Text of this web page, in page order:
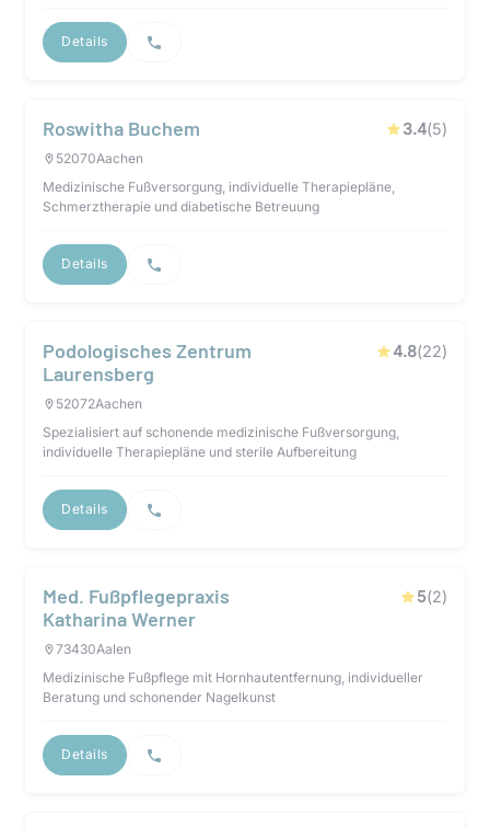
Details
Roswitha Buchem 3.4(5)
52070Aachen
Medizinische Fußversorgung, individuelle Therapiepläne,
Schmerztherapie und diabetische Betreuung
Details
Podologisches Zentrum
Laurensberg
4.8(22)
52072Aachen
Spezialisiert auf schonende medizinische Fußversorgung,
individuelle Therapiepläne und sterile Aufbereitung
Details
Med. Fußpflegepraxis
Katharina Werner
5(2)
73430Aalen
Medizinische Fußpflege mit Hornhautentfernung, individueller
Beratung und schonender Nagelkunst
Details